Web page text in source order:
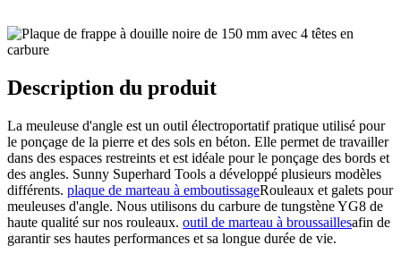
Description du produit
La meuleuse d'angle est un outil électroportatif pratique utilisé pour
le ponçage de la pierre et des sols en béton. Elle permet de travailler
dans des espaces restreints et est idéale pour le ponçage des bords et
des angles. Sunny Superhard Tools a développé plusieurs modèles
différents. plaque de marteau à emboutissageRouleaux et galets pour
meuleuses d'angle. Nous utilisons du carbure de tungstène YG8 de
haute qualité sur nos rouleaux. outil de marteau à broussaillesafin de
garantir ses hautes performances et sa longue durée de vie.